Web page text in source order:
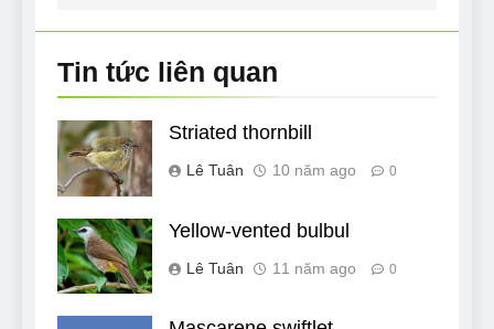
Tin tức liên quan
Striated thornbill
Lê Tuân 10 năm ago 0
Yellow-vented bulbul
Lê Tuân 11 năm ago 0